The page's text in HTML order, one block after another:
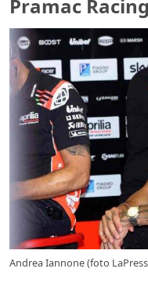
Pramac
Andrea Iannone (foto